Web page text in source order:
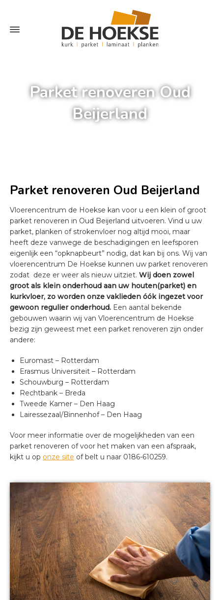
Parket renoveren Oud
Beijerland
Parket renoveren Oud Beijerland
Vloerencentrum de Hoekse kan voor u een klein of groot
parket renoveren in Oud Beijerland uitvoeren. Vind u uw
parket, planken of strokenvloer nog altijd mooi, maar
heeft deze vanwege de beschadigingen en leefsporen
eigenlijk een “opknapbeurt” nodig, dat kan bij ons. Wij van
vloerencentrum De Hoekse kunnen uw parket renoveren
zodat deze er weer als nieuw uitziet. Wij doen zowel
groot als klein onderhoud aan uw houten(parket) en
kurkvloer, zo worden onze vaklieden óók ingezet voor
gewoon regulier onderhoud. Een aantal bekende
gebouwen waarin wij van Vloerencentrum de Hoekse
bezig zijn geweest met een parket renoveren zijn onder
andere:
Euromast – Rotterdam
Erasmus Universiteit – Rotterdam
Schouwburg – Rotterdam
Rechtbank – Breda
Tweede Kamer – Den Haag
Lairessezaal/Binnenhof – Den Haag
Voor meer informatie over de mogelijkheden van een
parket renoveren of voor het maken van een afspraak,
kijkt u op onze site of belt u naar 0186-610259.